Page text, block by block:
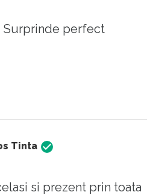
o mai pune nimeni.
Surprinde perfect
Tinta
si prezent prin toata